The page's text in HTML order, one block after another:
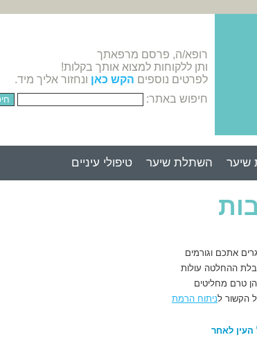
רופא/ה, פרסם מרפאתך
ותן ללקוחות למצוא אותך בקלות!
לפרטים נוספים הקש כאן ונחזור אליך מיד.
חיפוש באתר:
שיער השתלת שיער
טיפולי עיניים
אתכם וגורמים
ההחלטה עולות
טרם מחליטים
הקשור לניתוח הרמת
לאחר